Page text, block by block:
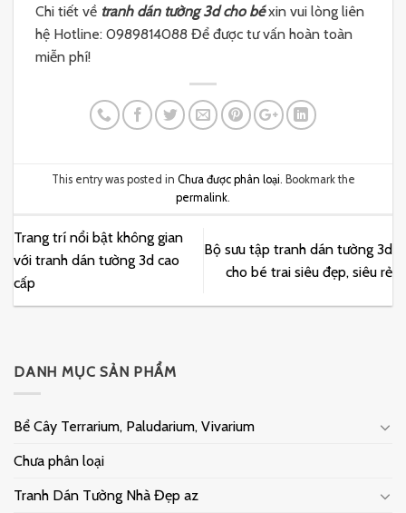
Chi tiết về tranh dán tường 3d cho béxin vui lòng liên
hệ Hotline: 0989814088 Để được tư vấn hoàn toàn
miễn phí!
This entry was posted in Chưa được phân loại. Bookmark the
permalink.
Trang trí nổi bật không gian
với tranh dán tường 3d cao
cấp
Bộ sưu tập tranh dán tường 3d
cho bé trai siêu đẹp, siêu rẻ
DANH MỤC SẢN PHẨM
Bể Cây Terrarium, Paludarium, Vivarium
Chưa phân loại
Tranh Dán Tường Nhà Đẹp az